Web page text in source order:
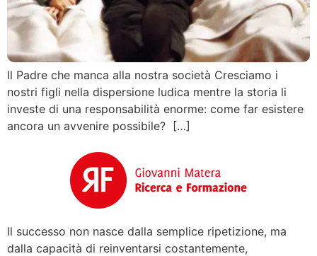
Il Padre che manca alla nostra società Cresciamo i
nostri figli nella dispersione ludica mentre la storia li
investe di una responsabilità enorme: come far esistere
ancora un avvenire possibile? […]
Il successo non nasce dalla semplice ripetizione, ma
dalla capacità di reinventarsi costantemente,